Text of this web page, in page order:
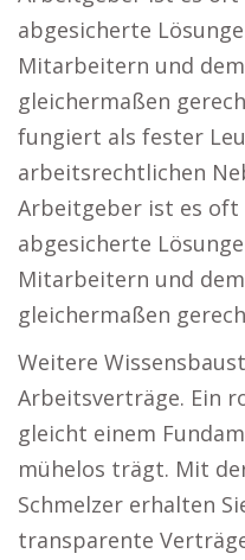
abgesicherte
Mitarbeitern und
gleichermaßen
fungiert als fester
arbeitsrechtlichen
Arbeitgeber ist es
abgesicherte
Mitarbeitern und
gleichermaßen
Weitere
Arbeitsverträge. Ein
gleicht einem
mühelos trägt. Mit
Schmelzer erhalten
transparente